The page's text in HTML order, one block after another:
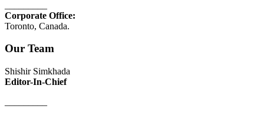
Corporate Office:
Toronto, Canada.
Our Team
Shishir Simkhada
Editor-In-Chief